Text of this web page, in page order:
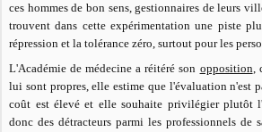
ces hommes de bon sens, gestionnaires de leurs
trouvent dans cette expérimentation une piste
répression et la tolérance zéro, surtout pour les
L'Académie de médecine a réitéré son opposition,
lui sont propres, elle estime que l'évaluation n'est
coût est élevé et elle souhaite privilégier plutôt
donc des détracteurs parmi les professionnels de